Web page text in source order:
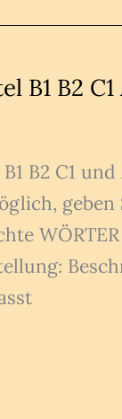
B1 B2 C1
B2 C1